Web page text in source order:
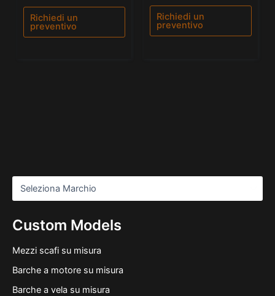
Custom Models
Mezzi scafi su misura
Barche a motore su misura
Barche a vela su misura
su 5
Richiedi un
preventivo
su
Richiedi un
preventivo